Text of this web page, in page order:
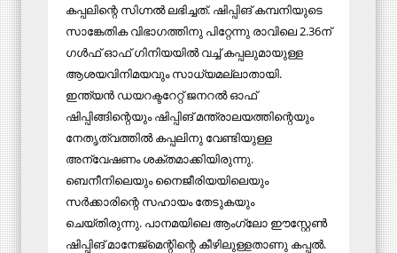
കപ്പലിന്റെ സിഗ്നൽ ലഭിച്ചത്. ഷിപ്പിങ് കമ്പനിയുടെ
സാങ്കേതിക വിഭാഗത്തിനു പിറ്റേന്നു രാവിലെ 2.36ന്
ഗൾഫ് ഓഫ് ഗിനിയയിൽ വച്ച് കപ്പലുമായുള്ള
ആശയവിനിമയവും സാധ്യമല്ലാതായി.
ഇന്ത്യൻ ഡയറക്ടറേറ്റ് ജനറൽ ഓഫ്
ഷിപ്പിങ്ങിന്റെയും ഷിപ്പിങ് മന്ത്രാലയത്തിന്റെയും
നേതൃത്വത്തിൽ കപ്പലിനു വേണ്ടിയുള്ള
അന്വേഷണം ശക്തമാക്കിയിരുന്നു.
ബെനീനിലെയും നൈജീരിയയിലെയും
സർക്കാരിന്റെ സഹായം തേടുകയും
ചെയ്തിരുന്നു. പാനമയിലെ ആംഗ്ലോ ഈസ്റ്റേൺ
ഷിപ്പിങ് മാനേജ്മെന്റിന്റെ കീഴിലുള്ളതാണു കപ്പൽ.